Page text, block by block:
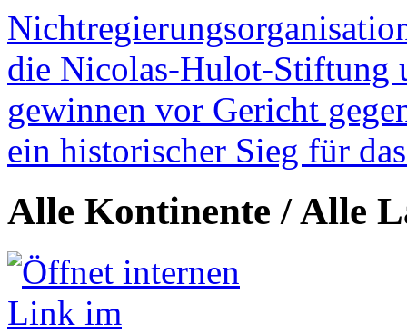
die Nicolas-Hulot-Stiftung
gewinnen vor Gericht
ein historischer Sieg für
Alle Kontinente / Alle